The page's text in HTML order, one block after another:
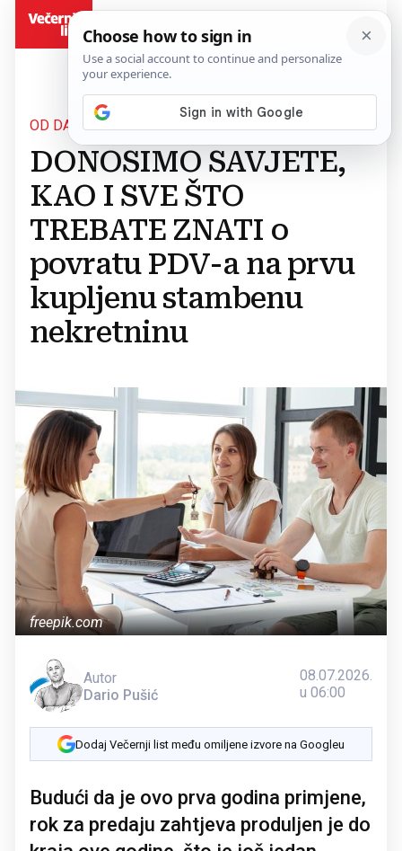
OD DANAS
DONOSIMO SAVJETE,
KAO I SVE ŠTO
TREBATE ZNATI o
povratu PDV-a na prvu
kupljenu stambenu
nekretninu
freepik.com
Autor
Dario Pušić
08.07.2026.
u 06:00
Dodaj Večernji list među omiljene izvore na Googleu
Budući da je ovo prva godina primjene,
rok za predaju zahtjeva produljen je do